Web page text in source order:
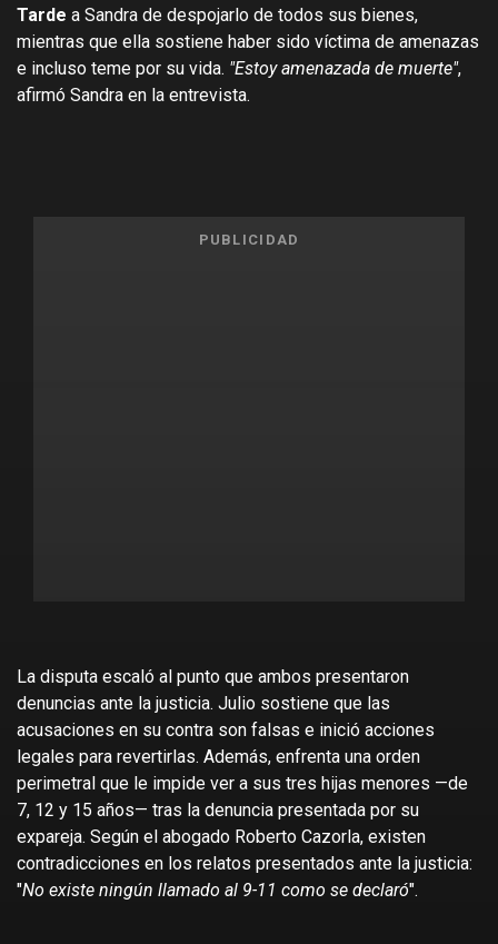
Tarde a Sandra de despojarlo de todos sus bienes,
mientras que ella sostiene haber sido víctima de amenazas
e incluso teme por su vida. "Estoy amenazada de muerte",
afirmó Sandra en la entrevista.
PUBLICIDAD
La disputa escaló al punto que ambos presentaron
denuncias ante la justicia. Julio sostiene que las
acusaciones en su contra son falsas e inició acciones
legales para revertirlas. Además, enfrenta una orden
perimetral que le impide ver a sus tres hijas menores —de
7, 12 y 15 años— tras la denuncia presentada por su
expareja. Según el abogado Roberto Cazorla, existen
contradicciones en los relatos presentados ante la justicia:
"No existe ningún llamado al 9-11 como se declaró".